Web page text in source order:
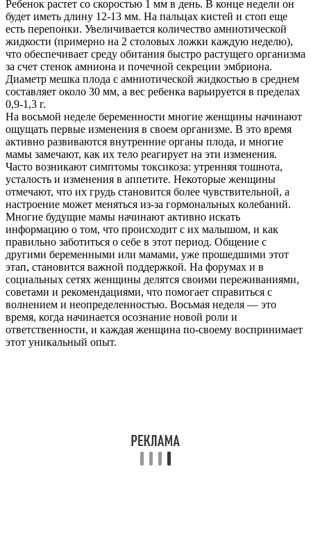
Ребенок растет со скоростью 1 мм в день. В конце недели он
будет иметь длину 12-13 мм. На пальцах кистей и стоп еще
есть перепонки. Увеличивается количество амниотической
жидкости (примерно на 2 столовых ложки каждую неделю),
что обеспечивает среду обитания быстро растущего организма
за счет стенок амниона и почечной секреции эмбриона.
Диаметр мешка плода с амниотической жидкостью в среднем
составляет около 30 мм, а вес ребенка варьируется в пределах
0,9-1,3 г.
На восьмой неделе беременности многие женщины начинают
ощущать первые изменения в своем организме. В это время
активно развиваются внутренние органы плода, и многие
мамы замечают, как их тело реагирует на эти изменения.
Часто возникают симптомы токсикоза: утренняя тошнота,
усталость и изменения в аппетите. Некоторые женщины
отмечают, что их грудь становится более чувствительной, а
настроение может меняться из-за гормональных колебаний.
Многие будущие мамы начинают активно искать
информацию о том, что происходит с их малышом, и как
правильно заботиться о себе в этот период. Общение с
другими беременными или мамами, уже прошедшими этот
этап, становится важной поддержкой. На форумах и в
социальных сетях женщины делятся своими переживаниями,
советами и рекомендациями, что помогает справиться с
волнением и неопределенностью. Восьмая неделя — это
время, когда начинается осознание новой роли и
ответственности, и каждая женщина по-своему воспринимает
этот уникальный опыт.